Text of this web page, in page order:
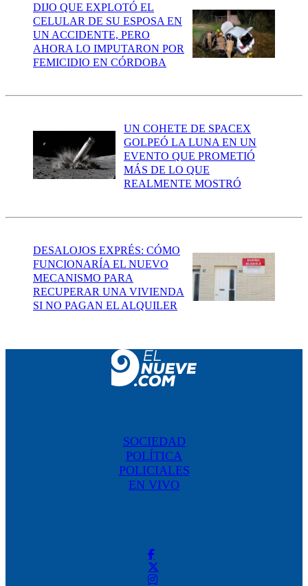
DIJO QUE EXPLOTÓ EL
CELULAR DE SU ESPOSA EN
UN ACCIDENTE, PERO
AHORA LO IMPUTARON POR
FEMICIDIO EN CÓRDOBA
UN COHETE DE SPACEX
GOLPEÓ LA LUNA EN UN
EVENTO QUE PROMETIÓ
MÁS DE LO QUE
REALMENTE MOSTRÓ
DESALOJOS EXPRÉS: CÓMO
FUNCIONARÍA EL NUEVO
MECANISMO PARA
RECUPERAR UNA VIVIENDA
SI NO PAGAN EL ALQUILER
SOCIEDAD
POLÍTICA
POLICIALES
EN VIVO